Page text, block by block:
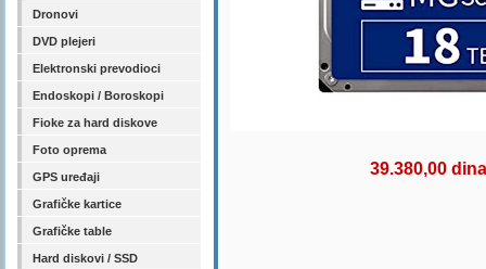
Dronovi
DVD plejeri
Elektronski prevodioci
Endoskopi / Boroskopi
Fioke za hard diskove
Foto oprema
GPS uređaji
Grafičke kartice
Grafičke table
Hard diskovi / SSD
39.380,00